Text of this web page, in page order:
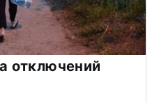
отключений